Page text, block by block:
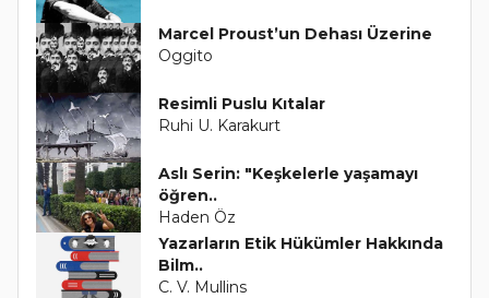
Marcel Proust’un Dehası Üzerine
Oggito
Resimli Puslu Kıtalar
Ruhi U. Karakurt
Aslı Serin: "Keşkelerle yaşamayı
öğren..
Haden Öz
Yazarların Etik Hükümler Hakkında
Bilm..
C. V. Mullins